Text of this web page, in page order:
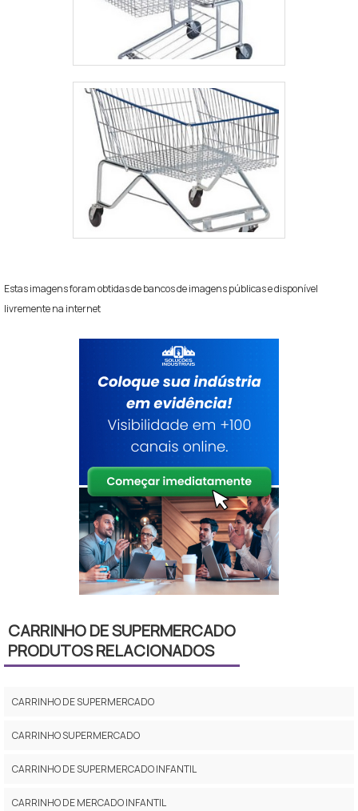
Estas imagens foram obtidas de bancos de imagens públicas e disponível
livremente na internet
CARRINHO DE SUPERMERCADO
PRODUTOS RELACIONADOS
CARRINHO DE SUPERMERCADO
CARRINHO SUPERMERCADO
CARRINHO DE SUPERMERCADO INFANTIL
CARRINHO DE MERCADO INFANTIL